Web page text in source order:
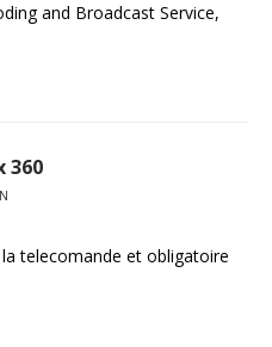
and Broadcast Service,
360
telecomande et obligatoire